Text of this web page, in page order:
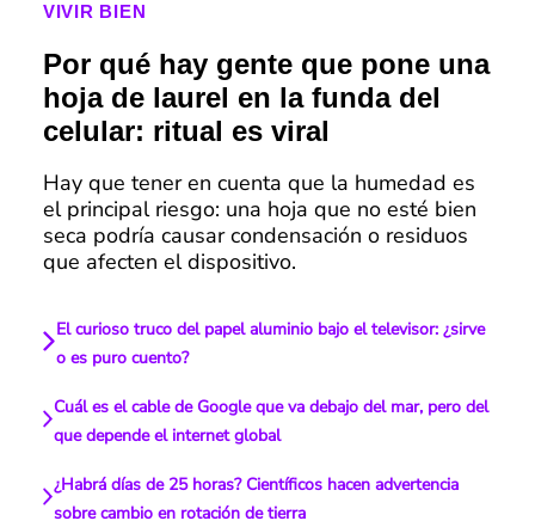
VIVIR BIEN
Por qué hay gente que pone una
hoja de laurel en la funda del
celular: ritual es viral
Hay que tener en cuenta que la humedad es
el principal riesgo: una hoja que no esté bien
seca podría causar condensación o residuos
que afecten el dispositivo.
El curioso truco del papel aluminio bajo el televisor: ¿sirve
o es puro cuento?
Cuál es el cable de Google que va debajo del mar, pero del
que depende el internet global
¿Habrá días de 25 horas? Científicos hacen advertencia
sobre cambio en rotación de tierra